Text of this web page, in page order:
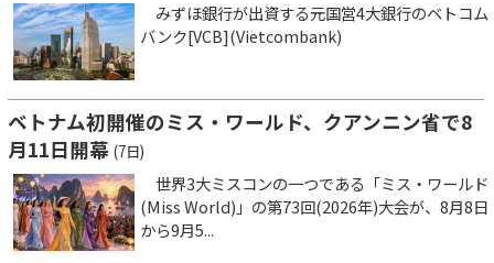
みずほ銀行が出資する元国営4大銀行のベトコム
バンク[VCB](Vietcombank)
ベトナム初開催のミス・ワールド、クアンニン省で8
月11日開幕 (7日)
世界3大ミスコンの一つである「ミス・ワールド
(Miss World)」の第73回(2026年)大会が、8月8日
から9月5...